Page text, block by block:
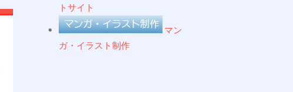
トサイト
マン
ガ・イラスト制作